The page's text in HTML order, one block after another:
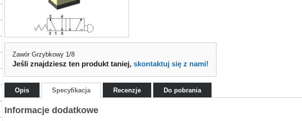
Zawór Grzybkowy 1/8
Jeśli znajdziesz ten produkt taniej,skontaktuj się z nami!
Opis Specyfikacja Recenzje Do pobrania
Informacje dodatkowe